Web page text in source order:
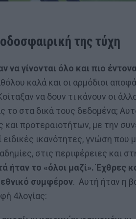
της τύχη
να γίνονται όλο και πιο
καλά και οι αρμόδιοι
να δουν τι κάνουν οι
το στα δικά τους δεδομένα;
προτεραιοτήτων, με την
ικανότητες, γνώση που
στις περιφέρειες και
ήταν το «όλοι μαζί». Έχθρες
συμφέρον. Αυτή ήταν η
4λογίας: